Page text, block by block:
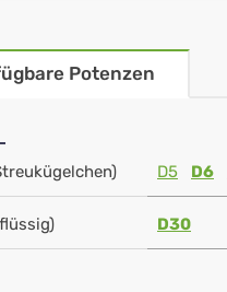
Potenzen
D5 D6
D30